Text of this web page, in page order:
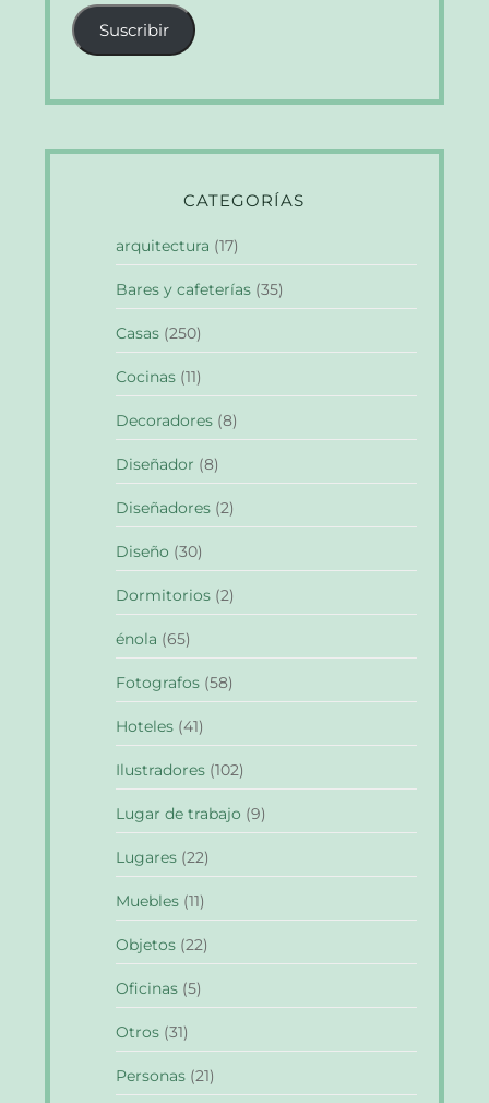
correo
electrónico
Suscribir
CATEGORÍAS
arquitectura (17)
Bares y cafeterías (35)
Casas (250)
Cocinas (11)
Decoradores (8)
Diseñador (8)
Diseñadores (2)
Diseño (30)
Dormitorios (2)
énola (65)
Fotografos (58)
Hoteles (41)
Ilustradores (102)
Lugar de trabajo (9)
Lugares (22)
Muebles (11)
Objetos (22)
Oficinas (5)
Otros (31)
Personas (21)